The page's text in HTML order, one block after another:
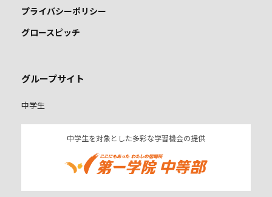
プライバシーポリシー
グロースピッチ
グループサイト
中学生
中学生を対象とした多彩な学習機会の提供